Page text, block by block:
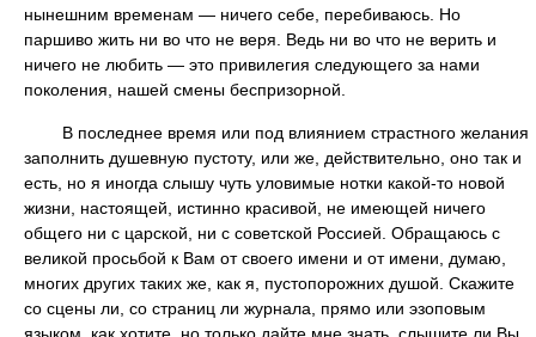
нынешним временам — ничего себе, перебиваюсь. Но
паршиво жить ни во что не веря. Ведь ни во что не верить и
ничего не любить — это привилегия следующего за нами
поколения, нашей смены беспризорной.
В последнее время или под влиянием страстного желания
заполнить душевную пустоту, или же, действительно, оно так и
есть, но я иногда слышу чуть уловимые нотки какой-то новой
жизни, настоящей, истинно красивой, не имеющей ничего
общего ни с царской, ни с советской Россией. Обращаюсь с
великой просьбой к Вам от своего имени и от имени, думаю,
многих других таких же, как я, пустопорожних душой. Скажите
со сцены ли, со страниц ли журнала, прямо или эзоповым